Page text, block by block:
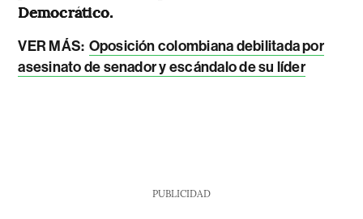
Democrático.
VER MÁS: Oposición colombiana debilitada por
asesinato de senador y escándalo de su líder
PUBLICIDAD